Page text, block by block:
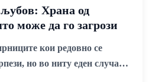
љубов: Храна од
може да го загрози
кои редовно се
но во ниту еден случај